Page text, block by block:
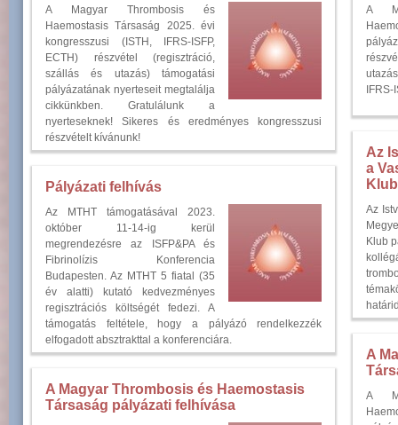
A Magyar Thrombosis és
Haemostasis Társaság 2025. évi
kongresszusi (ISTH, IFRS-ISFP,
ECTH) részvétel (regisztráció,
szállás és utazás) támogatási
pályázatának nyerteseit megtalálja
cikkünkben. Gratulálunk a
nyerteseknek! Sikeres és eredményes kongresszusi
részvételt kívánunk!
Pályázati felhívás
Az MTHT támogatásával 2023.
október 11-14-ig kerül
megrendezésre az ISFP&PA és
Fibrinolízis Konferencia
Budapesten. Az MTHT 5 fiatal (35
év alatti) kutató kedvezményes
regisztrációs költségét fedezi. A
támogatás feltétele, hogy a pályázó rendelkezzék
elfogadott absztrakttal a konferenciára.
A Magyar Thrombosis és Haemostasis
Társaság pályázati felhívása
A
Az
a
Az
Klub
A
A